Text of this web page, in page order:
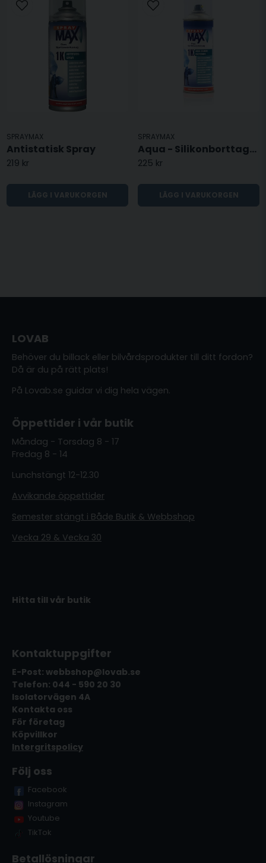
SPRAYMAX
Antistatisk Spray
219 kr
LÄGG I VARUKORGEN
SPRAYMAX
Aqua - Silikonborttagning
225 kr
LÄGG I VARUKORGEN
LOVAB
Behöver du billack eller bilvårdsprodukter till ditt fordon?
Då är du på rätt plats!
På Lovab.se guidar vi dig hela vägen.
Öppettider i vår butik
Måndag - Torsdag 8 - 17
Fredag 8 - 14
Lunchstängt 12-12.30
Avvikande öppettider
Semester stängt i Både Butik & Webbshop
Vecka 29 & Vecka 30
Hitta till vår butik
Kontaktuppgifter
E-Post: webbshop@lovab.se
Telefon: 044 - 590 20 30
Isolatorvägen 4A
Kontakta oss
För företag
Köpvillkor
Intergritspolicy
Följ oss
Facebook
Instagram
Youtube
TikTok
Betallösningar